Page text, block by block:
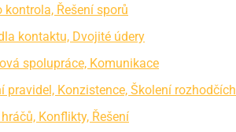
Řešení sporů
kontaktu, Dvojité údery
spolupráce, Komunikace
Konzistence, Školení rozhodčích
Konflikty, Řešení